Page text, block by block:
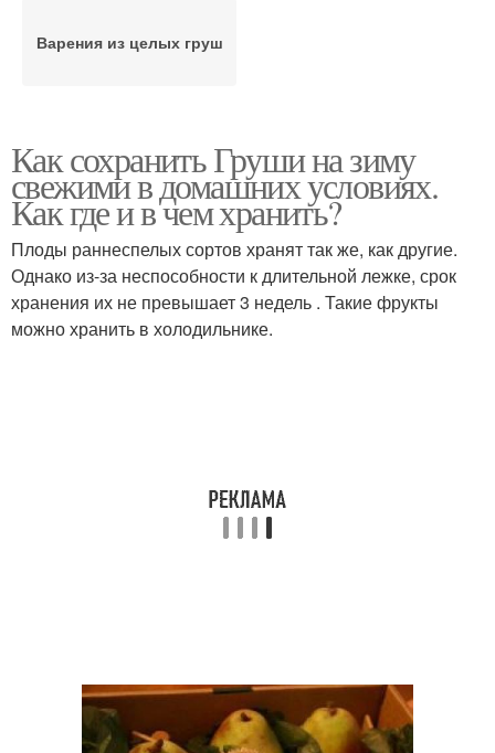
Варения из целых груш
Как сохранить Груши на зиму
свежими в домашних условиях.
Как где и в чем хранить?
Плоды раннеспелых сортов хранят так же, как другие.
Однако из-за неспособности к длительной лежке, срок
хранения их не превышает 3 недель . Такие фрукты
можно хранить в холодильнике.